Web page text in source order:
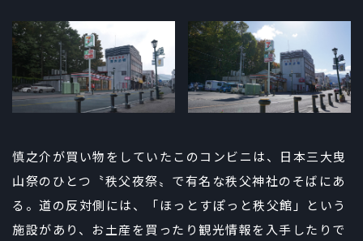
慎之介が買い物をしていたこのコンビニは、日本三大曳
山祭のひとつ〝秩父夜祭〟で有名な秩父神社のそばにあ
る。道の反対側には、「ほっとすぽっと秩父館」という
施設があり、お土産を買ったり観光情報を入手したりで